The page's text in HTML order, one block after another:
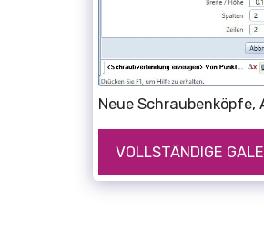
Neue Schraubenköpfe,
VOLLSTÄNDIGE